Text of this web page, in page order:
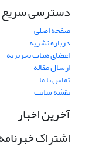
دسترسی سریع
صفحه اصلی
درباره نشریه
اعضای هیات تحریریه
ارسال مقاله
تماس با ما
نقشه سایت
آخرین اخبار
اشتراک